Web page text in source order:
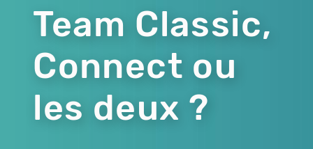
Team Classic,
Connect ou
les deux ?